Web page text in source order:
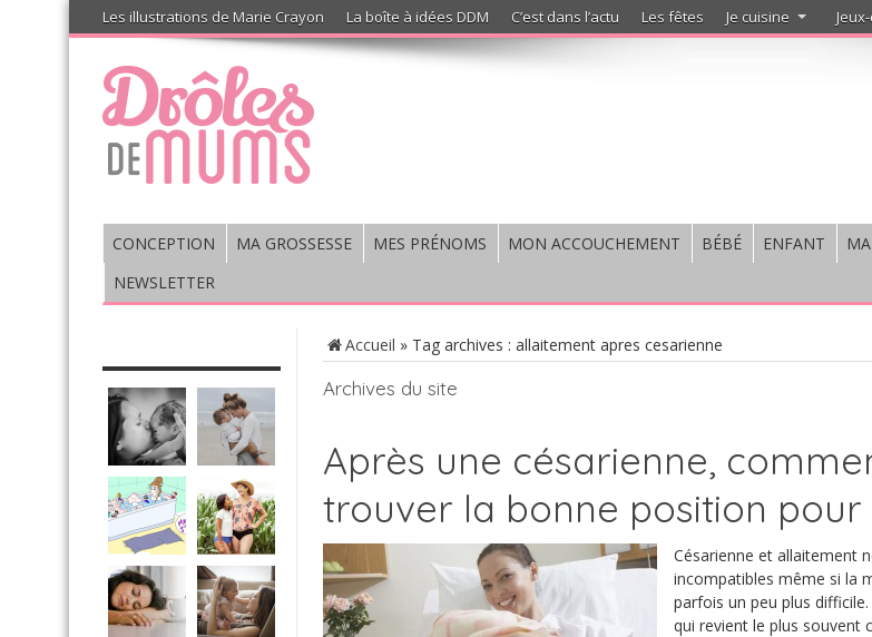
Les illustrations de Marie Crayon La boîte à idées DDM C’est dans l’actu Les fêtes Je cuisine
CONCEPTION MA GROSSESSE MES PRÉNOMS MON ACCOUCHEMENT BÉBÉ ENFANT
NEWSLETTER
Accueil » Tag archives : allaitement apres cesarienne
Archives du site
Après une césarienne,
trouver la bonne position
Césarienne et allaitement
incompatibles même si la
parfois un peu plus
qui revient le plus souvent